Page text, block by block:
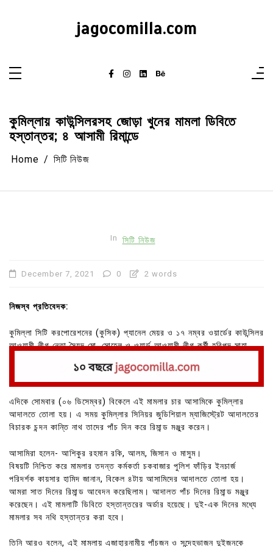
jagocomilla.com
কুমিল্লায় কাউন্সিলরসহ জোড়া খুনের মামলা ডিবিতে
হস্তান্তর; ৪ আসামী রিমান্ডে
Home সিটি নিউজ
In সিটি নিউজ
December 7, 2021 0 2 words
নিজস্ব প্রতিবেদক:
কুমিল্লা সিটি করপোরেশনের (কুসিক) প্যানেল মেয়র ও ১৭ নম্বর ওয়ার্ডের কাউন্সিলর
আওয়ামী লীগ নেতা সৈয়দ মো. সোহেল ও ওয়ার্ড আওয়ামী লীগ কর্মী হরিপদ সাহা
এদিকে সোমবার (০৬ ডিসেম্বর) বিকেলে এই মামলার চার আসামিকে কুমিল্লার
আদালতে তোলা হয়। এ সময় কুমিল্লার সিনিয়র জুডিশিয়াল ম্যাজিস্ট্রেট আদালতের
বিচারক চন্দন কান্তি নাথ তাদের পাঁচ দিন করে রিমান্ড মঞ্জুর করেন।
আসামিরা হলেন- আশিকুর রহমান রকি, আলম, জিসান ও মাসুম।
বিষয়টি নিশ্চিত করে মামলার তদন্ত কর্মকর্তা চকবাজার পুলিশ ফাঁড়ির ইনচার্জ
পরিদর্শক কায়সার হামিদ জানান, বিকেল ৪টায় আসামিদের আদালতে তোলা হয়।
আমরা সাত দিনের রিমান্ড আবেদন করেছিলাম। আদালত পাঁচ দিনের রিমান্ড মঞ্জুর
করেছেন। এই মামলাটি ডিবিতে হস্তান্তরের অর্ডার হয়েছে। দুই-এক দিনের মধ্যে
মামলার সব নথি হস্তান্তর করা হবে।
তিনি আরও বলেন, এই মামলায় এজাহারনামীয় পাঁচজন ও সন্দেহভাজন দুইজনকে